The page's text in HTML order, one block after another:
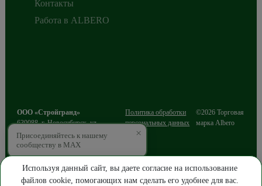
×
Присоединяйтесь к нашему
сообществу в MAX
Контакты
Работа в ALBERO
ООО «Стройгранд»
630088,г. Новосибирск,ул.
Сибиряков-Гвардейцев, д.49/3, этаж
2
ИНН 5403216812
ОГРН 1085403016643
Политика обработки
персональных данных
©2026 Торговая
марка Albero
Используя данный сайт, вы даете согласие на использование
файлов cookie, помогающих нам сделать его удобнее для вас.